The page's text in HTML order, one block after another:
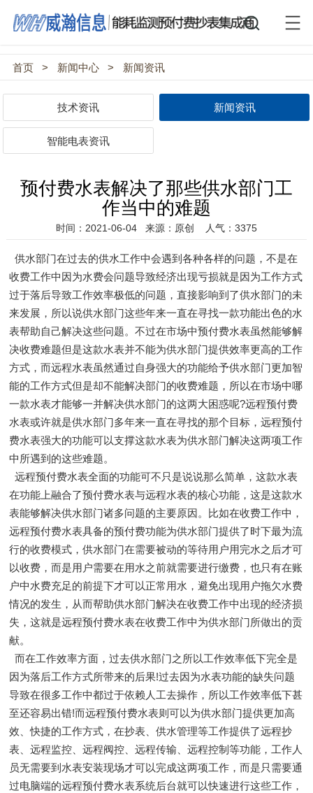
首页 > 新闻中心 > 新闻资讯
技术资讯 新闻资讯
智能电表资讯
预付费水表解决了那些供水部门工
作当中的难题
时间：2021-06-04 来源：原创 人气：3375
供水部门在过去的供水工作中会遇到各种各样的问题，不是在
收费工作中因为水费会问题导致经济出现亏损就是因为工作方式
过于落后导致工作效率极低的问题，直接影响到了供水部门的未
来发展，所以说供水部门这些年来一直在寻找一款功能出色的水
表帮助自己解决这些问题。不过在市场中预付费水表虽然能够解
决收费难题但是这款水表并不能为供水部门提供效率更高的工作
方式，而远程水表虽然通过自身强大的功能给予供水部门更加智
能的工作方式但是却不能解决部门的收费难题，所以在市场中哪
一款水表才能够一并解决供水部门的这两大困惑呢?远程预付费
水表或许就是供水部门多年来一直在寻找的那个目标，远程预付
费水表强大的功能可以支撑这款水表为供水部门解决这两项工作
中所遇到的这些难题。
远程预付费水表全面的功能可不只是说说那么简单，这款水表
在功能上融合了预付费水表与远程水表的核心功能，这是这款水
表能够解决供水部门诸多问题的主要原因。比如在收费工作中，
远程预付费水表具备的预付费功能为供水部门提供了时下最为流
行的收费模式，供水部门在需要被动的等待用户用完水之后才可
以收费，而是用户需要在用水之前就需要进行缴费，也只有在账
户中水费充足的前提下才可以正常用水，避免出现用户拖欠水费
情况的发生，从而帮助供水部门解决在收费工作中出现的经济损
失，这就是远程预付费水表在收费工作中为供水部门所做出的贡
献。
而在工作效率方面，过去供水部门之所以工作效率低下完全是
因为落后工作方式所带来的后果!过去因为水表功能的缺失问题
导致在很多工作中都过于依赖人工去操作，所以工作效率低下甚
至还容易出错!而远程预付费水表则可以为供水部门提供更加高
效、快捷的工作方式，在抄表、供水管理等工作提供了远程抄
表、远程监控、远程阀控、远程传输、远程控制等功能，工作人
员无需要到水表安装现场才可以完成这两项工作，而是只需要通
过电脑端的远程预付费水表系统后台就可以快速进行这些工作，